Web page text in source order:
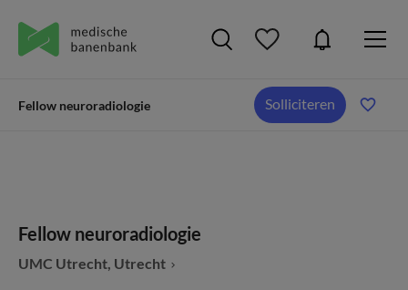
Fellow neuroradiologie Solliciteren
Fellow neuroradiologie
UMC Utrecht, Utrecht